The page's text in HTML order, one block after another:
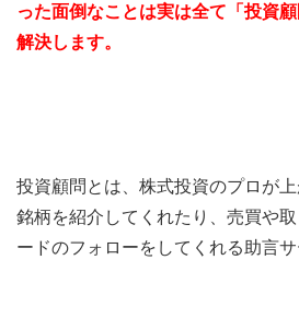
った面倒なことは実は全て「投資
解決します。
投資顧問とは、株式投資のプロが
銘柄を紹介してくれたり、売買や
ードのフォローをしてくれる助言サ